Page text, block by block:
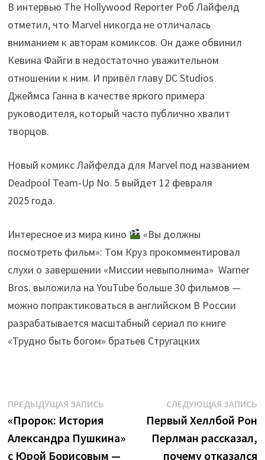
В интервью The Hollywood Reporter Роб Лайфелд
отметил, что Marvel никогда не отличалась
вниманием к авторам комиксов. Он даже обвинил
Кевина Файги в недостаточно уважительном
отношении к ним. И привёл главу DC Studios
Джеймса Ганна в качестве яркого примера
руководителя, который часто публично хвалит
творцов.
Новый комикс Лайфелда для Marvel под названием
Deadpool Team-Up No. 5 выйдет 12 февраля
2025 года.
Интересное из мира кино
«Вы должны
посмотреть фильм»: Том Круз прокомментировал
слухи о завершении «Миссии невыполнима» Warner
Bros. выложила на YouTube больше 30 фильмов —
можно попрактиковаться в английском В России
разрабатывается масштабный сериал по книге
«Трудно быть богом» братьев Стругацких
Навигация
по
записям
ПРЕДЫДУЩАЯ ЗАПИСЬПредыдущая
«Пророк: История
Александра Пушкина»
с Юрой Борисовым —
СЛЕДУЮЩАЯ ЗАПИСЬ
Первый Хеллбой Рон
Перлман рассказал,
почему отказался